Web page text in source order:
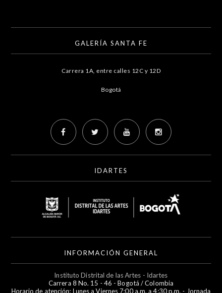
GALERÍA SANTA FE
Carrera 1A, entre calles 12C y 12D
Bogotá
IDARTES
INFORMACIÓN GENERAL
Instituto Distrital de las Artes - Idartes
Carrera 8 No. 15 - 46 - Bogotá / Colombia
Horario de atención: Lunes a Viernes 7:00 a.m. a 4:30 p.m. - Jornada